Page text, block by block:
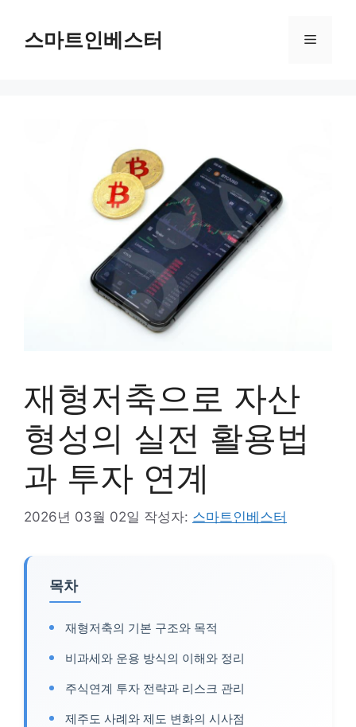
스마트인베스터 메
재형저축으로 자산
형성의 실전 활용법
과 투자 연계
2026년 03월 02일 작성자: 스마트인베스터
목차
재형저축의 기본 구조와 목적
비과세와 운용 방식의 이해와 정리
주식연계 투자 전략과 리스크 관리
제주도 사례와 제도 변화의 시사점